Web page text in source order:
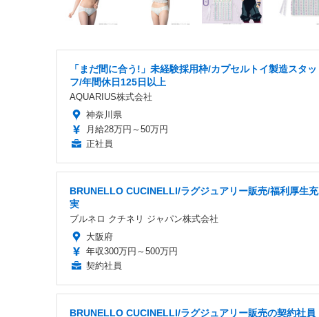
「まだ間に合う!」未経験採用枠/カプセルトイ製造スタッ
フ/年間休日125日以上
AQUARIUS株式会社
神奈川県
月給28万円～50万円
正社員
BRUNELLO CUCINELLI/ラグジュアリー販売/福利厚生充
実
ブルネロ クチネリ ジャパン株式会社
大阪府
年収300万円～500万円
契約社員
BRUNELLO CUCINELLI/ラグジュアリー販売の契約社員